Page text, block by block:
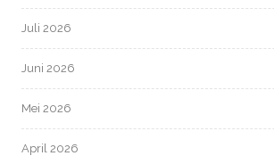
Juli 2026
Juni 2026
Mei 2026
April 2026